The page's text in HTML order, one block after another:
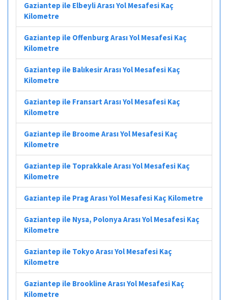
Gaziantep ile Elbeyli Arası Yol Mesafesi Kaç
Kilometre
Gaziantep ile Offenburg Arası Yol Mesafesi Kaç
Kilometre
Gaziantep ile Balıkesir Arası Yol Mesafesi Kaç
Kilometre
Gaziantep ile Fransart Arası Yol Mesafesi Kaç
Kilometre
Gaziantep ile Broome Arası Yol Mesafesi Kaç
Kilometre
Gaziantep ile Toprakkale Arası Yol Mesafesi Kaç
Kilometre
Gaziantep ile Prag Arası Yol Mesafesi Kaç Kilometre
Gaziantep ile Nysa, Polonya Arası Yol Mesafesi Kaç
Kilometre
Gaziantep ile Tokyo Arası Yol Mesafesi Kaç
Kilometre
Gaziantep ile Brookline Arası Yol Mesafesi Kaç
Kilometre